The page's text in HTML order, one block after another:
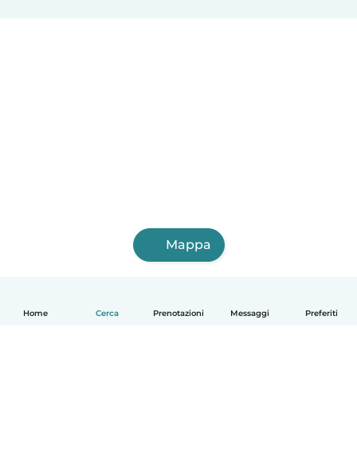
Home Cerca Prenotazioni Messaggi Preferiti
Mappa